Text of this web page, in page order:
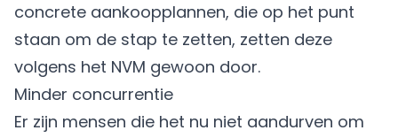
concrete aankoopplannen, die op het punt
staan om de stap te zetten, zetten deze
volgens het NVM gewoon door.
Minder concurrentie
Er zijn mensen die het nu niet aandurven om